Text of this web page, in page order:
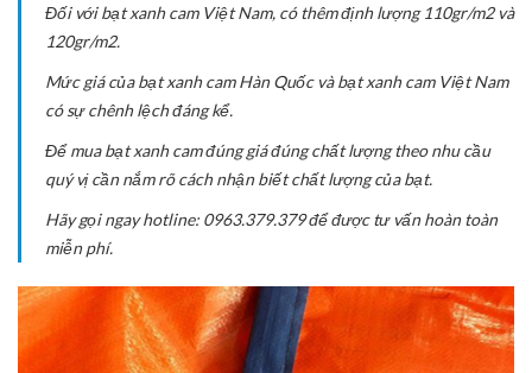
Đối với bạt xanh cam Việt Nam, có thêm định lượng 110gr/m2 và
120gr/m2.
Mức giá của bạt xanh cam Hàn Quốc và bạt xanh cam Việt Nam
có sự chênh lệch đáng kể.
Để mua bạt xanh cam đúng giá đúng chất lượng theo nhu cầu
quý vị cần nắm rõ cách nhận biết chất lượng của bạt.
Hãy gọi ngay hotline: 0963.379.379 để được tư vấn hoàn toàn
miễn phí.